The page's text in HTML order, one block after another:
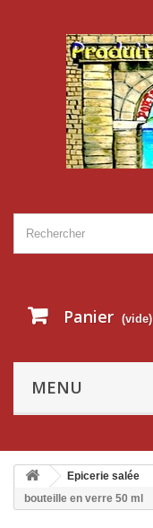
Panier (vide)
MENU
Epicerie salée
bouteille en verre 50 ml